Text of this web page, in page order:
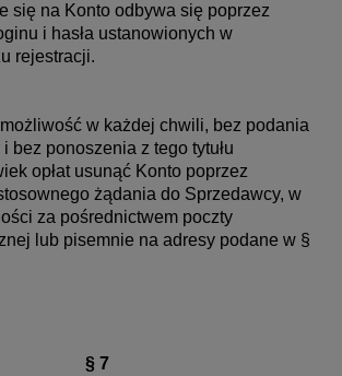
się na Konto odbywa się poprzez
i hasła ustanowionych w
rejestracji.
w każdej chwili, bez podania
bez ponoszenia z tego tytułu
opłat usunąć Konto poprzez
żądania do Sprzedawcy, w
za pośrednictwem poczty
lub pisemnie na adresy podane w §
§ 7